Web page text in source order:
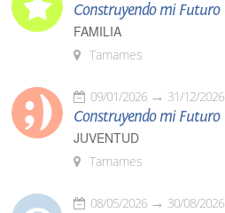
Construyendo mi Futuro
FAMILIA
Tamames
09/01/2026 31/12/2026
Construyendo mi Futuro
JUVENTUD
Tamames
08/05/2026 30/08/2026